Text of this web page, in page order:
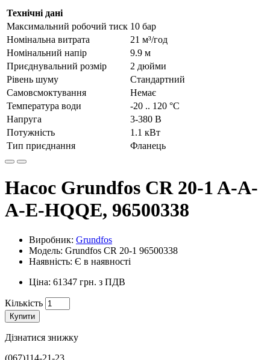
Технічні дані
Максимальний робочий тиск 10 бар
Номінальна витрата
21 м³/год
Номінальний напір
9.9 м
Приєднувальний розмір
2 дюйми
Рівень шуму
Стандартний
Самовсмоктування
Немає
Температура води
-20 .. 120 °C
Напруга
3-380 В
Потужність
1.1 кВт
Тип приєднання
Фланець
Насос Grundfos CR 20-1 A-A-
A-E-HQQЕ, 96500338
Виробник: Grundfos
Модель: Grundfos CR 20-1 96500338
Наявність: Є в наявності
Ціна: 61347 грн. з ПДВ
Кількість
Купити
Дізнатися знижку
(067)114-21-23